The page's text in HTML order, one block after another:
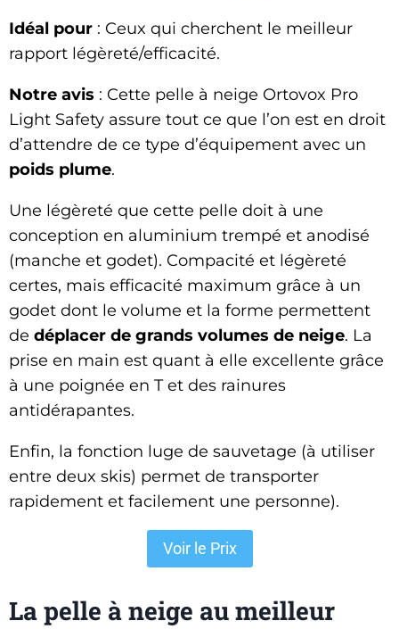
Idéal pour : Ceux qui cherchent le meilleur
rapport légèreté/efficacité.
Notre avis : Cette pelle à neige Ortovox Pro
Light Safety assure tout ce que l’on est en droit
d’attendre de ce type d’équipement avec un
poids plume.
Une légèreté que cette pelle doit à une
conception en aluminium trempé et anodisé
(manche et godet). Compacité et légèreté
certes, mais efficacité maximum grâce à un
godet dont le volume et la forme permettent
de déplacer de grands volumes de neige. La
prise en main est quant à elle excellente grâce
à une poignée en T et des rainures
antidérapantes.
Enfin, la fonction luge de sauvetage (à utiliser
entre deux skis) permet de transporter
rapidement et facilement une personne).
Voir le Prix
La pelle à neige au meilleur